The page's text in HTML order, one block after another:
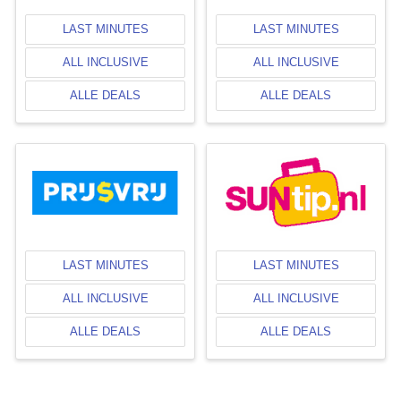
LAST MINUTES
ALL INCLUSIVE
ALLE DEALS
LAST MINUTES
ALL INCLUSIVE
ALLE DEALS
LAST MINUTES
ALL INCLUSIVE
ALLE DEALS
LAST MINUTES
ALL INCLUSIVE
ALLE DEALS